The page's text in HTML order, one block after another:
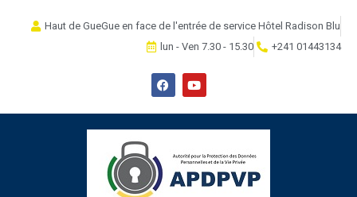
Haut de GueGue en face de l'entrée de service Hôtel Radison Blu
lun - Ven 7.30 - 15.30
+241 01443134